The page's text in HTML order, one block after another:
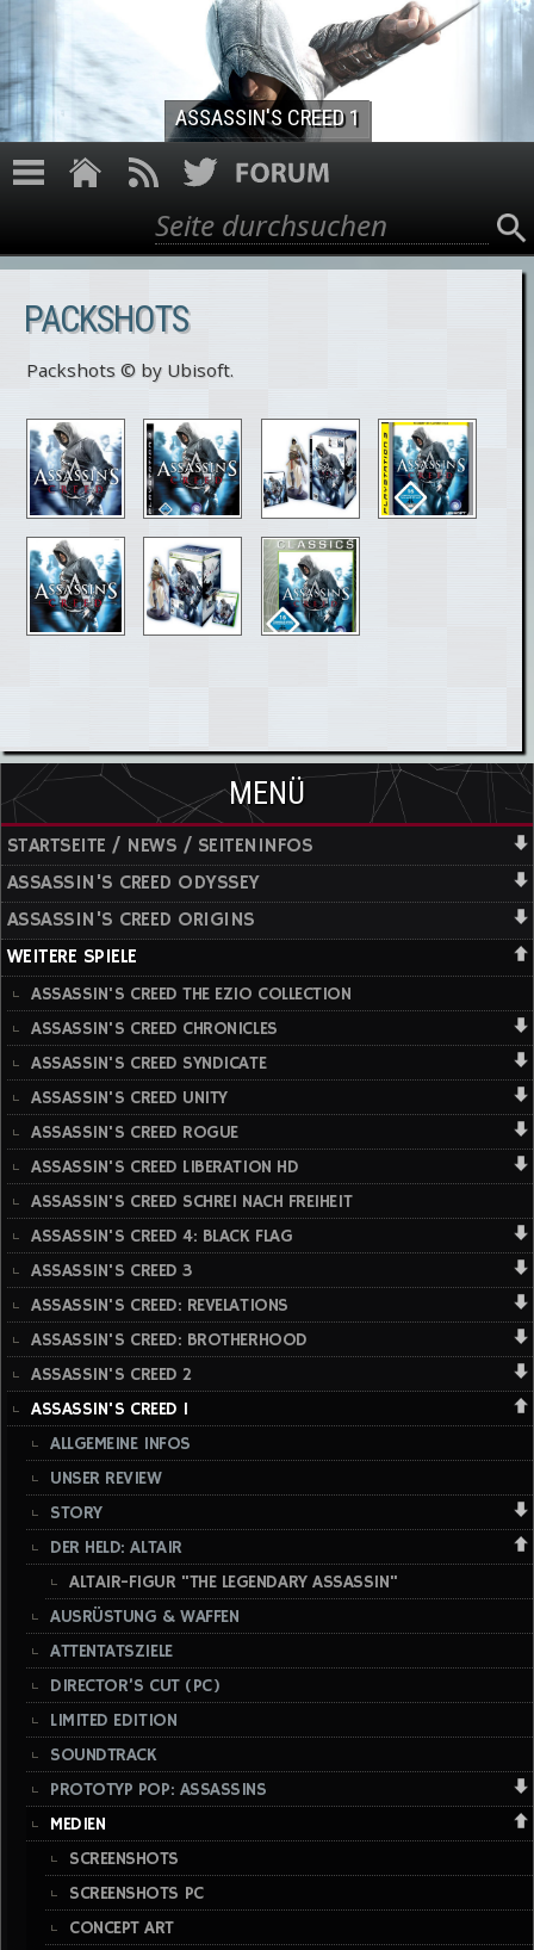
Direkt zum Inhalt
ASSASSIN'S CREED 1
Suchformular
Suche
PACKSHOTS
Packshots © by Ubisoft.
MENÜ
STARTSEITE / NEWS / SEITENINFOS
ASSASSIN'S CREED ODYSSEY
ASSASSIN'S CREED ORIGINS
WEITERE SPIELE
ASSASSIN'S CREED THE EZIO COLLECTION
ASSASSIN'S CREED CHRONICLES
ASSASSIN'S CREED SYNDICATE
ASSASSIN'S CREED UNITY
ASSASSIN'S CREED ROGUE
ASSASSIN'S CREED LIBERATION HD
ASSASSIN'S CREED SCHREI NACH FREIHEIT
ASSASSIN'S CREED 4: BLACK FLAG
ASSASSIN'S CREED 3
ASSASSIN'S CREED: REVELATIONS
ASSASSIN'S CREED: BROTHERHOOD
ASSASSIN'S CREED 2
ASSASSIN'S CREED 1
ALLGEMEINE INFOS
UNSER REVIEW
STORY
DER HELD: ALTAIR
ALTAIR-FIGUR "THE LEGENDARY ASSASSIN"
AUSRÜSTUNG & WAFFEN
ATTENTATSZIELE
DIRECTOR’S CUT (PC)
LIMITED EDITION
SOUNDTRACK
PROTOTYP POP: ASSASSINS
MEDIEN
SCREENSHOTS
SCREENSHOTS PC
CONCEPT ART